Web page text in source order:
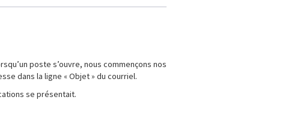
poste s’ouvre, nous commençons nos
dans la ligne « Objet » du courriel.
se présentait.